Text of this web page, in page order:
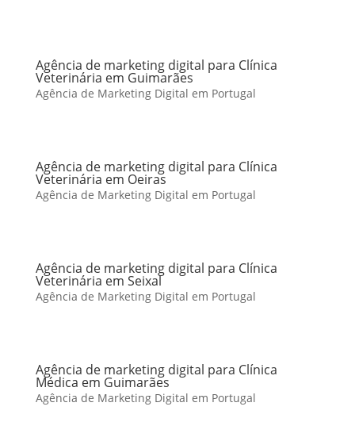
Agência de marketing digital para Clínica
Veterinária em Guimarães
Agência de Marketing Digital em Portugal
Agência de marketing digital para Clínica
Veterinária em Oeiras
Agência de Marketing Digital em Portugal
Agência de marketing digital para Clínica
Veterinária em Seixal
Agência de Marketing Digital em Portugal
Agência de marketing digital para Clínica
Médica em Guimarães
Agência de Marketing Digital em Portugal